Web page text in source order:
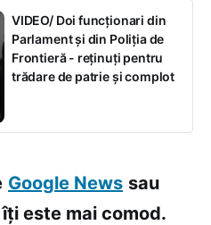
VIDEO/ Doi funcționari din
Parlament și din Poliția de
Frontieră - reținuți pentru
trădare de patrie și complot
Google News sau
este mai comod.